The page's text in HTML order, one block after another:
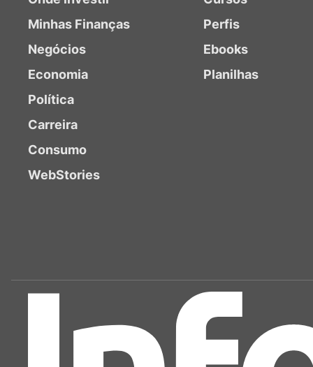
Minhas Finanças
Negócios
Economia
Política
Carreira
Consumo
WebStories
Perfis
Ebooks
Planilhas